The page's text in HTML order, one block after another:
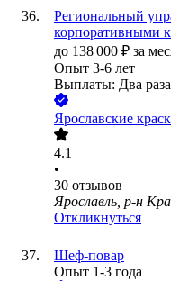
Региональный
корпоративными
до 138 000 ₽ за
Опыт 3-6 лет
Выплаты: Два
Ярославские
4.1
•
30 отзывов
Ярославль, р-н
Откликнуться
Шеф-повар
Опыт 1-3 года